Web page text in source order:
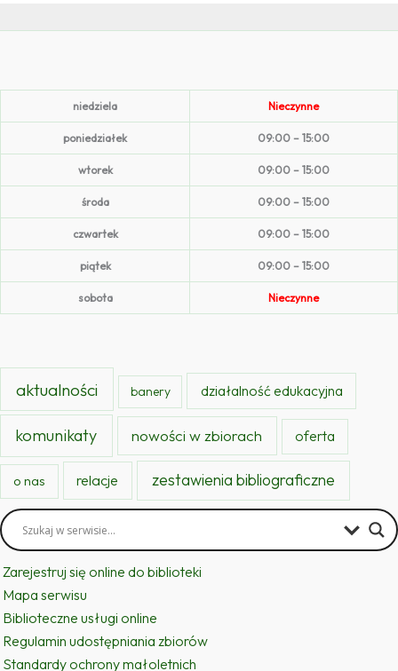
niedziela Nieczynne
poniedziałek 09:00 – 15:00
wtorek 09:00 – 15:00
środa 09:00 – 15:00
czwartek 09:00 – 15:00
piątek 09:00 – 15:00
sobota Nieczynne
aktualności banery działalność edukacyjna
komunikaty nowości w zbiorach oferta
o nas relacje zestawienia bibliograficzne
Zarejestruj się online do biblioteki
Mapa serwisu
Biblioteczne usługi online
Regulamin udostępniania zbiorów
Standardy ochrony małoletnich